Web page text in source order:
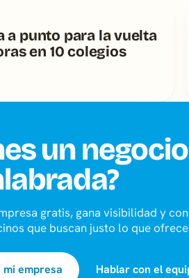
a punto para la vuelta
en 10 colegios
un
gratis, gana visibilidad y
que buscan justo lo que
empresa Hablar con el